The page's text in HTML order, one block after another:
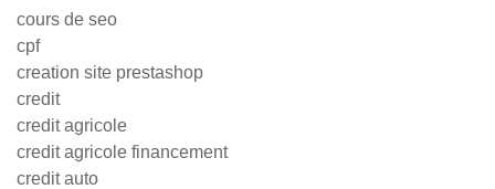
cours de seo
cpf
creation site prestashop
credit
credit agricole
credit agricole financement
credit auto